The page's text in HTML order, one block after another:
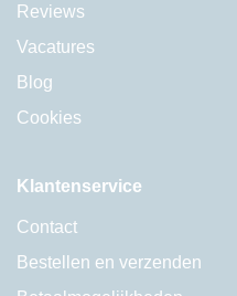
Reviews
Vacatures
Blog
Cookies
Klantenservice
Contact
Bestellen en verzenden